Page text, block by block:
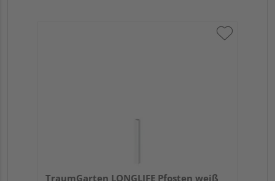
TraumGarten LONGLIFE Pfosten weiß